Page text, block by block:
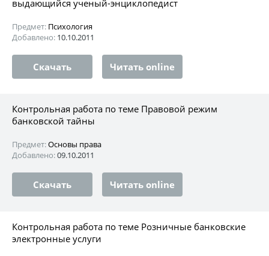
выдающийся ученый-энциклопедист
Предмет: Психология
Добавлено: 10.10.2011
Скачать Читать online
Контрольная работа по теме Правовой режим
банковской тайны
Предмет:Основы права
Добавлено:09.10.2011
Скачать Читать online
Контрольная работа по теме Розничные банковские
электронные услуги